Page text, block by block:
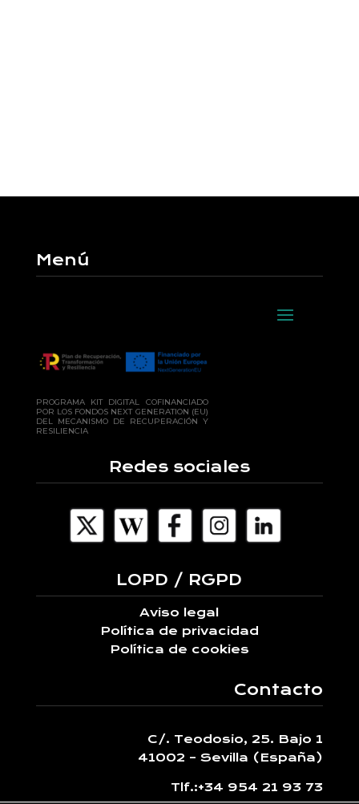
Menú
PROGRAMA KIT DIGITAL COFINANCIADO
POR LOS FONDOS NEXT GENERATION (EU)
DEL MECANISMO DE RECUPERACIÓN Y
RESILIENCIA
Redes sociales
LOPD / RGPD
Aviso legal
Política de privacidad
Política de cookies
Contacto
C/. Teodosio, 25. Bajo 1
41002 – Sevilla (España)
Tlf.:+34 954 21 93 73